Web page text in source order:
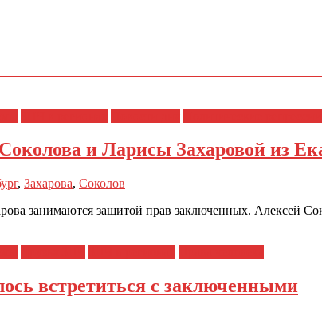
и Ларисы Захаровой из
, Захарова, Соколов
занимаются защитой прав заключенных. Алексей
встретиться с заключенными